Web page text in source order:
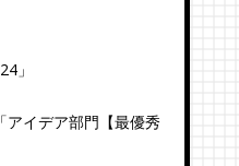
」
イデア部門【最優秀